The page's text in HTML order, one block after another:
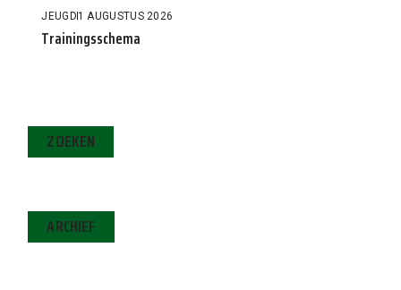
JEUGD 1 AUGUSTUS 2026
Trainingsschema
ZOEKEN
ARCHIEF